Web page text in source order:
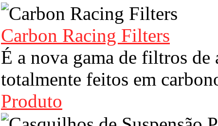
Carbon Racing Filters
É a nova gama de filtros
totalmente feitos em
Produto